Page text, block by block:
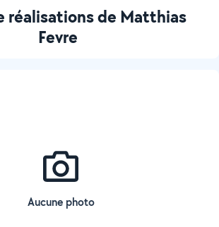
réalisations de Matthias
Fevre
Aucune photo